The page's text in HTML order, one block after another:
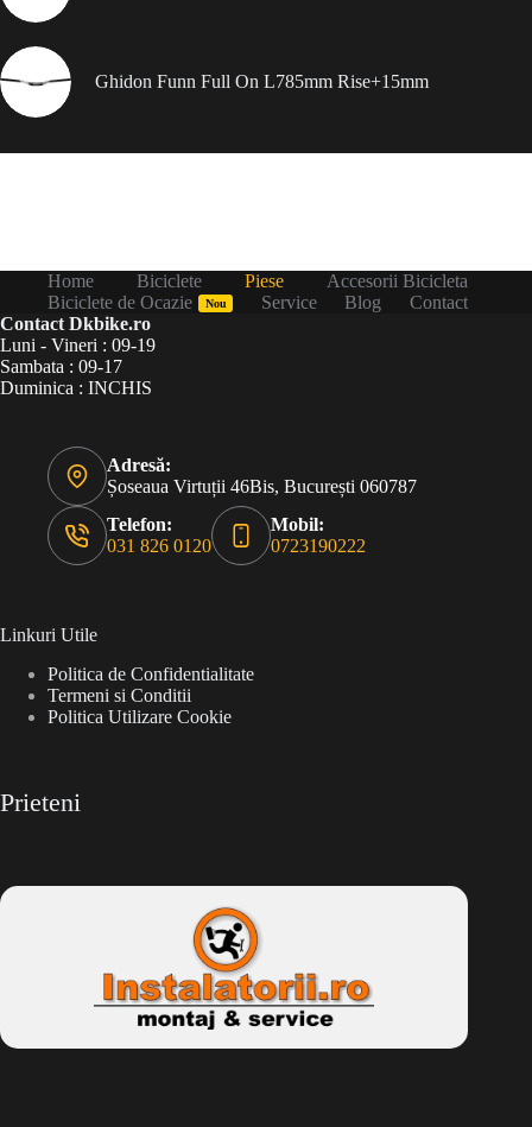
Ghidon Funn Full On L785mm Rise+15mm
Home Biciclete Piese
Accesorii Bicicleta
Biciclete de Ocazie
Nou Service Blog
Contact
Contact Dkbike.ro
Luni - Vineri : 09-19
Sambata : 09-17
Duminica : INCHIS
Adresă:
Șoseaua Virtuții 46Bis, București 060787
Telefon:
031 826 0120
Mobil:
0723190222
Linkuri Utile
Politica de Confidentialitate
Termeni si Conditii
Politica Utilizare Cookie
Prieteni